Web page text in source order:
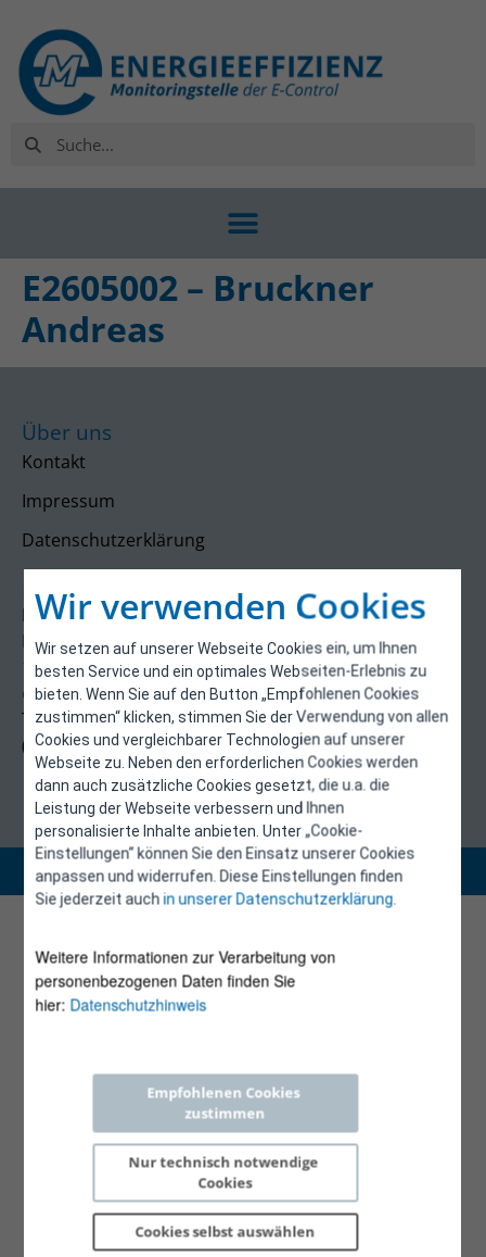
Wir verwenden Cookies
Wir setzen auf unserer Webseite Cookies ein, um Ihnen
besten Service und ein optimales Webseiten-Erlebnis zu
bieten. Wenn Sie auf den Button „Empfohlenen Cookies
zustimmen“ klicken, stimmen Sie der Verwendung von allen
Cookies und vergleichbarer Technologien auf unserer
Webseite zu. Neben den erforderlichen Cookies werden
dann auch zusätzliche Cookies gesetzt, die u.a. die
Leistung der Webseite verbessern und Ihnen
personalisierte Inhalte anbieten. Unter „Cookie-
Einstellungen“ können Sie den Einsatz unserer Cookies
anpassen und widerrufen. Diese Einstellungen finden
Sie jederzeit auchin unserer Datenschutzerklärung.
Weitere Informationen zur Verarbeitung von
personenbezogenen Daten finden Sie
hier: Datenschutzhinweis
Empfohlenen Cookies
zustimmen
Nur technisch notwendige
Cookies
Cookies selbst auswählen
E2605002 – Bruckner
Andreas
Über uns
Kontakt
Impressum
Datenschutzerklärung
Kontakt
E-Control
Rudolfsplatz 13a
1010 Wien
energieeffizienz@e-control.at
Tel +43 1 5324724
(Mo, Mi-Fr 09:30-12:30 Uhr)
Copyright 2026 © E-Control